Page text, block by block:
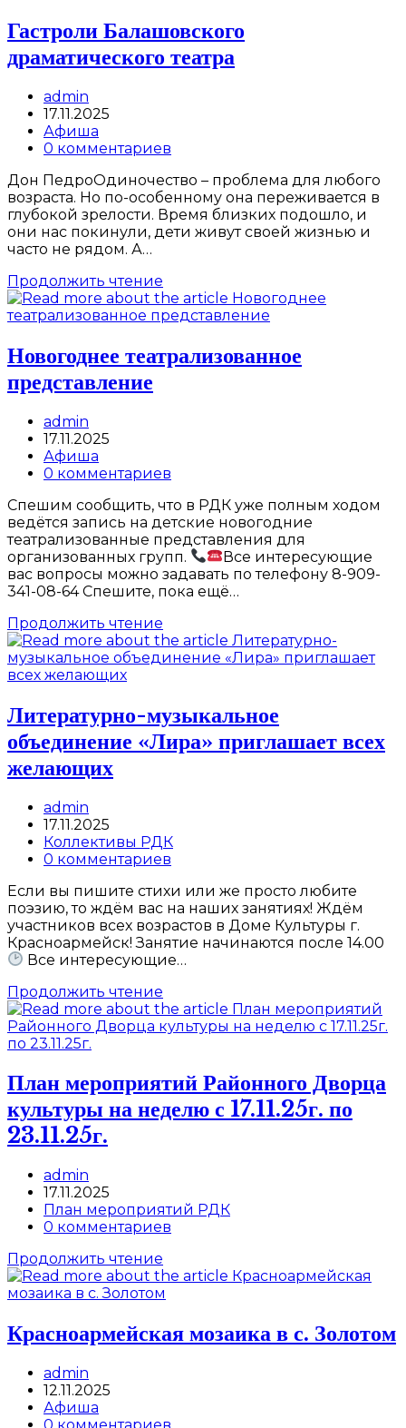
Гастроли Балашовского
драматического театра
Post
author:
admin
Запись
опубликована:
17.11.2025
Post
category:
Афиша
Post
0 комментариев
Дон ПедроОдиночество – проблема для любого
возраста. Но по-особенному она переживается в
глубокой зрелости. Время близких подошло, и
они нас покинули, дети живут своей жизнью и
часто не рядом. А…
Продолжить чтение
Балашовского
драматического
Новогоднее театрализованное
представление
Post
author:
admin
Запись
опубликована:
17.11.2025
Post
category:
Афиша
Post
0 комментариев
Спешим сообщить, что в РДК уже полным ходом
ведётся запись на детские новогодние
театрализованные представления для
организованных групп.
Все интересующие
вас вопросы можно задавать по телефону 8-909-
341-08-64 Спешите, пока ещё…
Продолжить чтение
театрализованное
представление
Литературно-музыкальное
объединение «Лира» приглашает всех
желающих
Post
author:
admin
Запись
опубликована:
17.11.2025
Post
category:
Коллективы РДК
Post
0 комментариев
Если вы пишите стихи или же просто любите
поэзию, то ждём вас на наших занятиях! Ждём
участников всех возрастов в Доме Культуры г.
Красноармейск! Занятие начинаются после 14.00
Все интересующие…
Продолжить чтение
музыкальное
объединение
всех
желающих
План мероприятий Районного Дворца
культуры на неделю с 17.11.25г. по
23.11.25г.
Post
author:
admin
Запись
опубликована:
17.11.2025
Post
category:
План мероприятий РДК
Post
0 комментариев
Продолжить чтение
мероприятий
Районного
культуры
на
Красноармейская мозаика в с. Золотом
Post
author:
admin
Запись
опубликована:
12.11.2025
Post
category:
Афиша
Post